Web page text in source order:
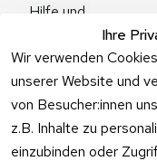
Ihre
Wir verwenden
unserer Website und
von Besucher:innen
z.B. Inhalte zu
einzubinden oder
Hilfe und
Fragen